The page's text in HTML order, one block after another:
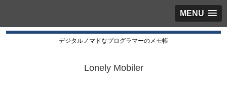
MENU
デジタルノマドなプログラマーのメモ帳
Lonely Mobiler